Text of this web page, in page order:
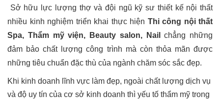
Sở hữu lực lượng thợ và đội ngũ kỹ sư thiết kế nội thất
nhiều kinh nghiệm triển khai thực hiện Thi công nội thất
Spa, Thẩm mỹ viện, Beauty salon, Nail
chẳng những
đảm bảo chất lượng công trình mà còn thỏa mãn được
những tiêu chuẩn đặc thù của ngành chăm sóc sắc đẹp.
Khi kinh doanh lĩnh vực làm đẹp, ngoài chất lượng dịch vụ
và độ uy tín của cơ sở kinh doanh thì yếu tố thẩm mỹ trong